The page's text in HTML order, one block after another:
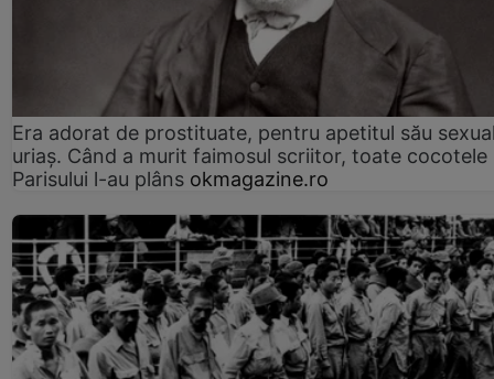
Era adorat de prostituate, pentru apetitul său
uriaș. Când a murit faimosul scriitor, toate cocotele
Parisului l-au plâns okmagazine.ro